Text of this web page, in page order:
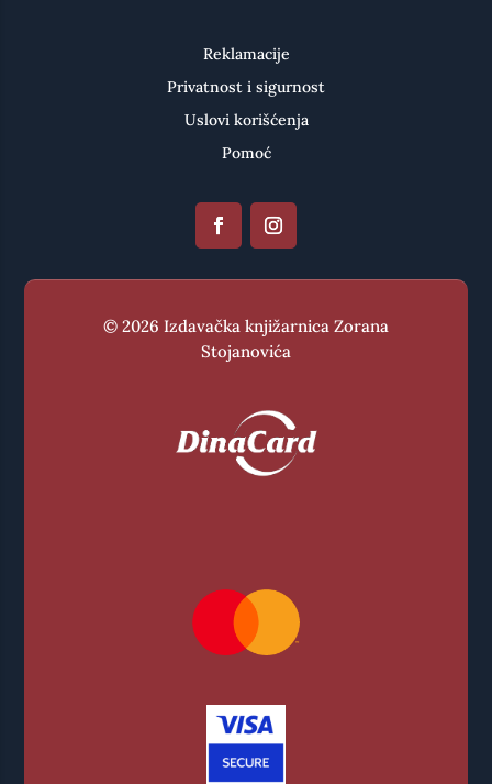
Reklamacije
Privatnost i sigurnost
Uslovi korišćenja
Pomoć
© 2026 Izdavačka knjižarnica Zorana
Stojanovića